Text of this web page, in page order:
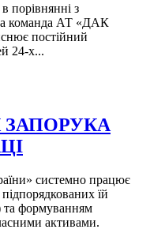
порівнянні з
команда АТ «ДАК
постійний
24-х...
ЗАПОРУКА
системно працює
їй
та формуванням
активами.